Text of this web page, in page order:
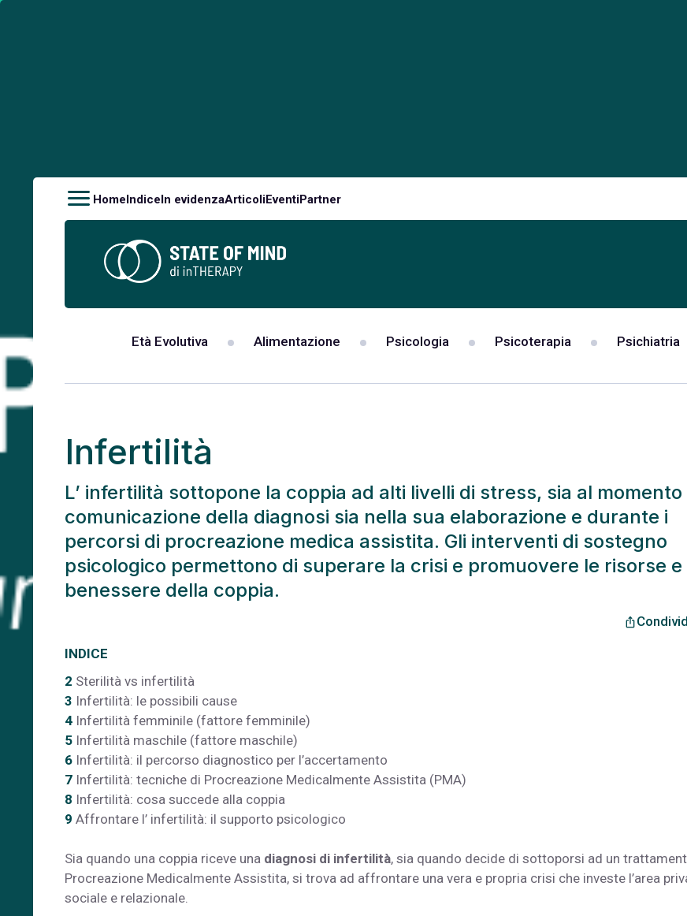
HomeIndiceIn evidenzaArticoliEventiPartner
Età Evolutiva Alimentazione Psicologia Psicoterapia Psichiatria
Infertilità
L’ infertilità sottopone la coppia ad alti livelli di stress, sia al momento
comunicazione della diagnosi sia nella sua elaborazione e durante i
percorsi di procreazione medica assistita. Gli interventi di sostegno
psicologico permettono di superare la crisi e promuovere le risorse e
benessere della coppia.
ios_share
INDICE
2 Sterilità vs infertilità
3 Infertilità: le possibili cause
4 Infertilità femminile (fattore femminile)
5 Infertilità maschile (fattore maschile)
6 Infertilità: il percorso diagnostico per l’accertamento
7 Infertilità: tecniche di Procreazione Medicalmente Assistita (PMA)
8 Infertilità: cosa succede alla coppia
9 Affrontare l’ infertilità: il supporto psicologico
Sia quando una coppia riceve una diagnosi di infertilità, sia quando decide di sottoporsi ad un
Procreazione Medicalmente Assistita, si trova ad affrontare una vera e propria crisi che investe l’area
sociale e relazionale.